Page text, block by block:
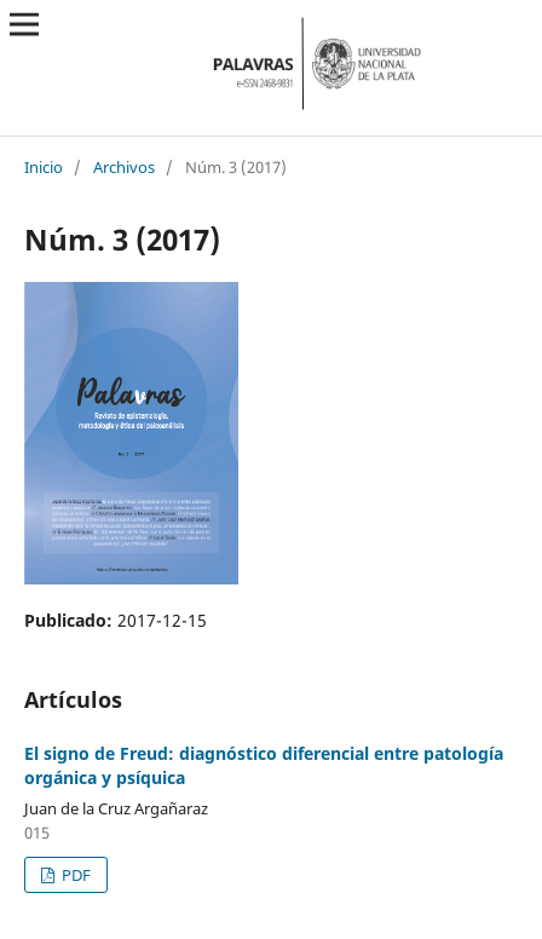
Inicio / Archivos / Núm. 3 (2017)
Núm. 3 (2017)
Publicado: 2017-12-15
Artículos
El signo de Freud: diagnóstico diferencial entre patología
orgánica y psíquica
Juan de la Cruz Argañaraz
015
PDF